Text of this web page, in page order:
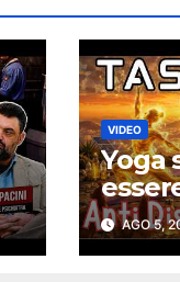
VIDEO
Yoga
solari
AGO 5,